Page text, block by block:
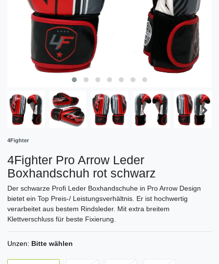
4Fighter
4Fighter Pro Arrow Leder
Boxhandschuh rot schwarz
Der schwarze Profi Leder Boxhandschuhe in Pro Arrow Design
bietet ein Top Preis-/ Leistungsverhältnis. Er ist hochwertig
verarbeitet aus bestem Rindsleder. Mit extra breitem
Klettverschluss für beste Fixierung.
Unzen: Bitte wählen